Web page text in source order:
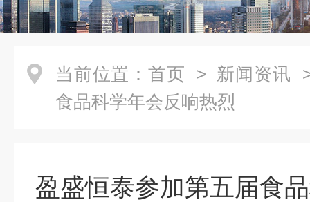
当前位置： 首页 > 新闻资讯
食品科学年会反响热烈
盈盛恒泰参加第五届食